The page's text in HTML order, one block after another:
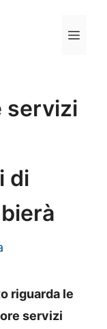
servizi
di
riguarda le
servizi